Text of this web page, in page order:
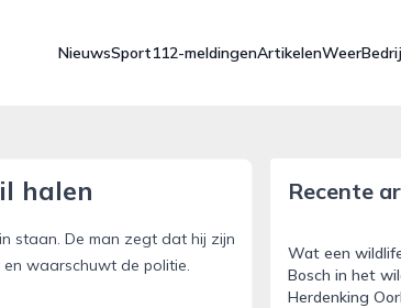
NieuwsSport112-meldingenArtikelenWeer
halen
staan. De man zegt dat hij zijn
waarschuwt de politie.
Recente
Wat een
Bosch in het
Herdenking